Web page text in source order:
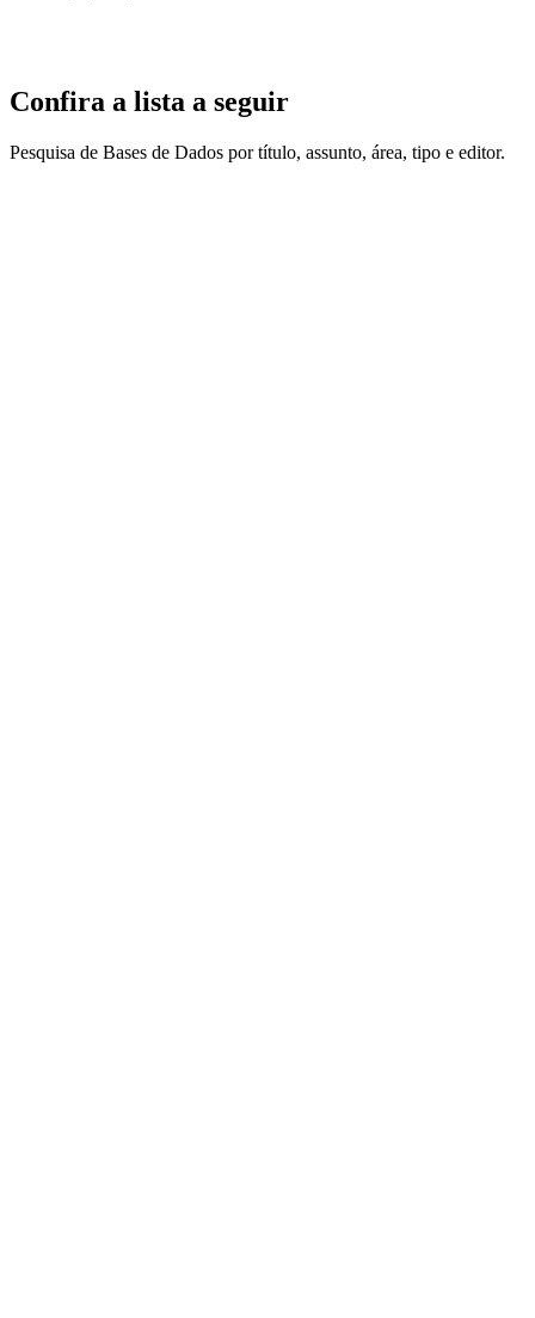
Confira a lista a seguir
Pesquisa de Bases de Dados por título, assunto, área, tipo e editor.